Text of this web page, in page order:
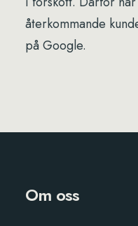
återkommande
på Google.
Om oss